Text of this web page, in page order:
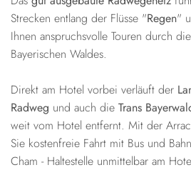
Strecken entlang der Flüsse "Regen"
Ihnen anspruchsvolle Touren durch
Bayerischen Waldes.
Direkt am Hotel vorbei verläuft der
Radweg und auch die Trans
weit vom Hotel entfernt. Mit der
Sie kostenfreie Fahrt mit Bus und
Cham - Haltestelle unmittelbar am